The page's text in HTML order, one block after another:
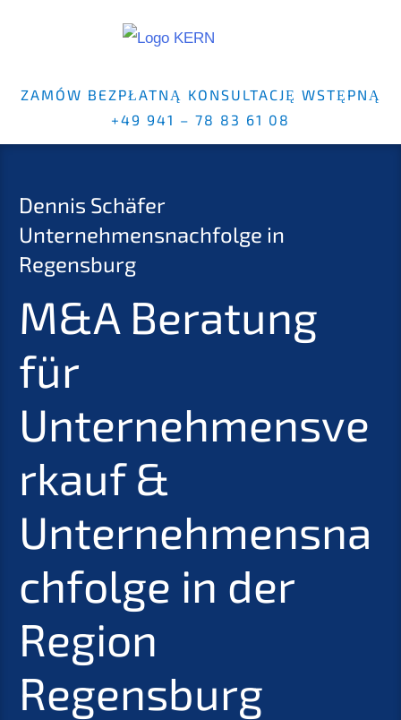
ZAMÓW BEZPŁATNĄ KONSULTACJĘ WSTĘPNĄ
+49 941 – 78 83 61 08
Dennis Schäfer
Unternehmensnachfolge in
Regensburg
M&A Beratung
für
Unternehmensve
rkauf &
Unternehmensna
chfolge in der
Region
Regensburg